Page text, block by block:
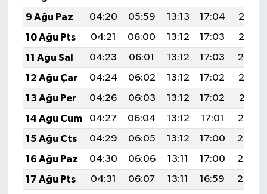
9 Ağu Paz
04:20 05:59 13:13 17:04
20:16
10 Ağu Pts
04:21 06:00 13:12 17:03
20:15
11 Ağu Sal
04:23 06:01 13:12 17:03
20:14
12 Ağu Çar
04:24 06:02 13:12 17:02
20:12
13 Ağu Per
04:26 06:03 13:12 17:02
20:11
14 Ağu Cum
04:27 06:04 13:12 17:01
20:10
15 Ağu Cts
04:29 06:05 13:12 17:00
20:08
16 Ağu Paz
04:30 06:06 13:11 17:00
20:07
17 Ağu Pts
04:31 06:07 13:11 16:59
20:05